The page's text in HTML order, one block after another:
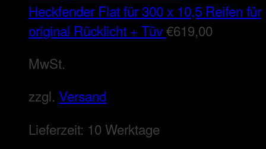
Heckfender Flat für 300 x 10,5 Reifen für
original Rücklicht + Tüv€619,00
MwSt.
zzgl. Versand
Lieferzeit: 10 Werktage